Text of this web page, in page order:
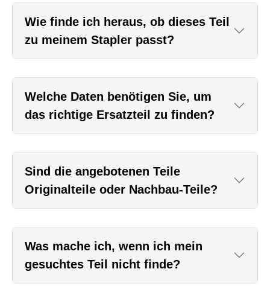
Wie finde ich heraus, ob dieses Teil
zu meinem Stapler passt?
Welche Daten benötigen Sie, um
das richtige Ersatzteil zu finden?
Sind die angebotenen Teile
Originalteile oder Nachbau-Teile?
Was mache ich, wenn ich mein
gesuchtes Teil nicht finde?